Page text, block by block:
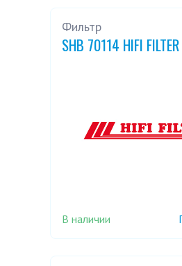
Фильтр
SHB 70114 HIFI FILTER
В наличии